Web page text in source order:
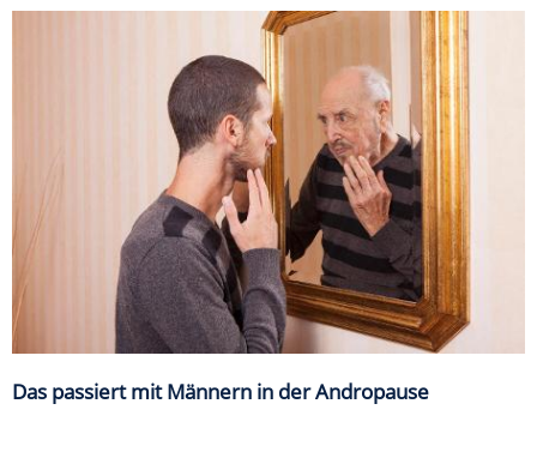
Das passiert mit Männern in der Andropause